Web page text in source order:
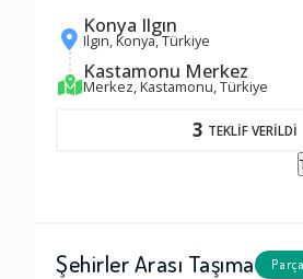
Konya Ilgın
Ilgın, Konya, Türkiye
Kastamonu Merkez
Merkez, Kastamonu, Türkiye
3 TEKLİF VERİLDİ
Şehirler Arası Taşıma
Zamanlama
Firma
Fiyatlandırma